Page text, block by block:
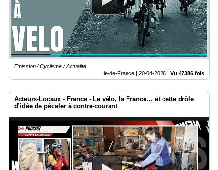
Emission / Cyclisme / Actualité
Ile-de-France | 20-04-2026 | Vu 47386 fois
Acteurs-Locaux - France - Le vélo, la France… et cette drôle
d’idée de pédaler à contre-courant